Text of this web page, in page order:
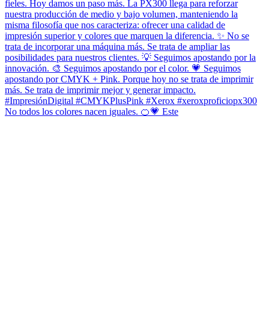
No todos los colores nacen iguales. 🍊💗 Este